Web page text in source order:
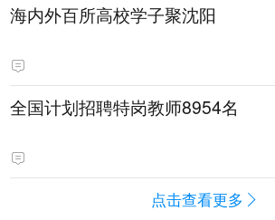
海内外百所高校学子聚沈阳
全国计划招聘特岗教师8954名
点击查看更多